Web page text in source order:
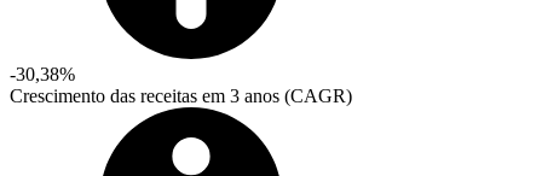
-30,38%
Crescimento das receitas em 3 anos (CAGR)